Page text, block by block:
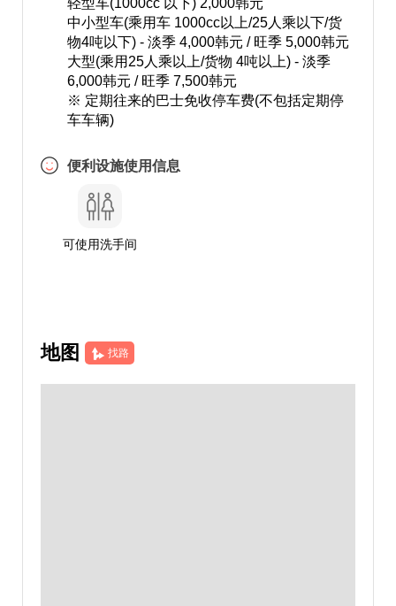
轻型车(1000cc 以下) 2,000韩元
中小型车(乘用车 1000cc以上/25人乘以下/货
物4吨以下) - 淡季 4,000韩元 / 旺季 5,000韩元
大型(乘用25人乘以上/货物 4吨以上) - 淡季
6,000韩元 / 旺季 7,500韩元
※ 定期往来的巴士免收停车费(不包括定期停
车车辆)
便利设施使用信息
可使用洗手间
地图 找路